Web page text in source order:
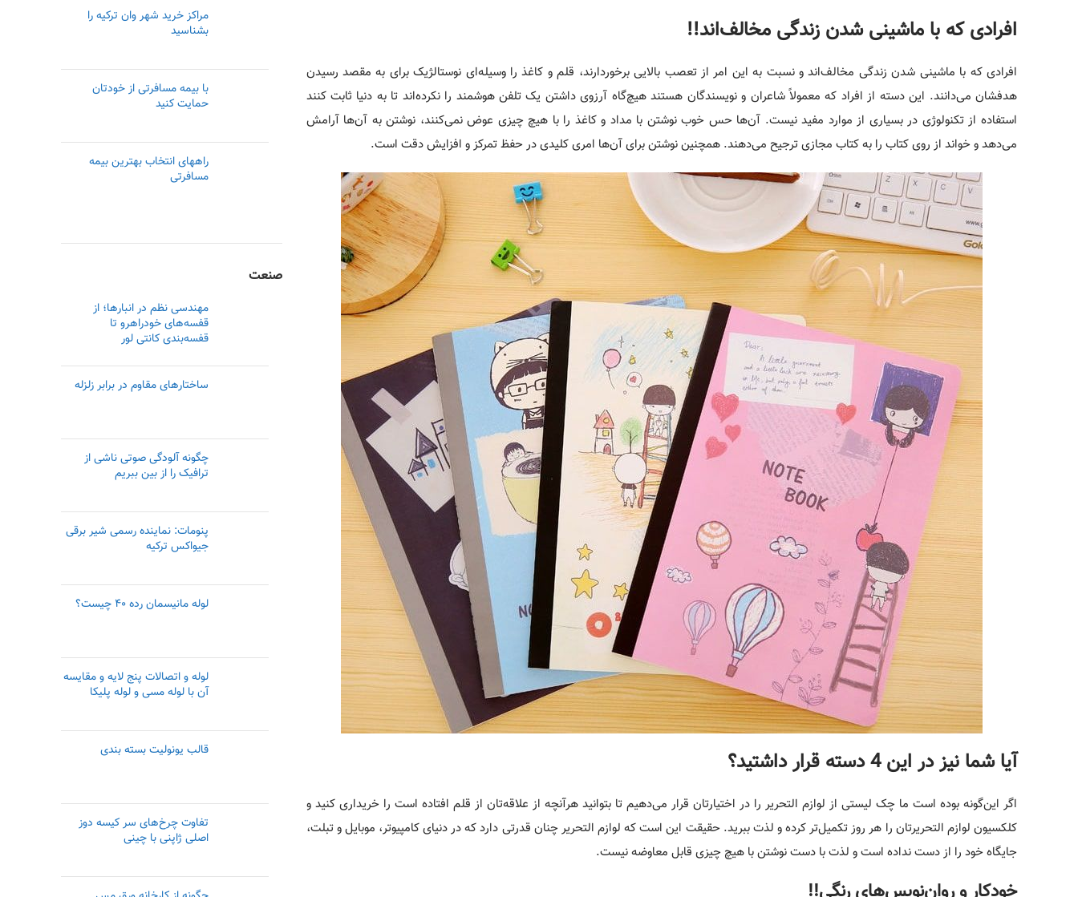
افرادی که با ماشینی شدن زندگی مخالف‌اند!!
افرادی که با ماشینی شدن زندگی مخالف‌اند و نسبت به این امر از تعصب بالایی برخوردارند، قلم و کاغذ را وسیله‌ای نوستالژیک برای به مقصد رسیدن
هدفشان می‌دانند. این دسته از افراد که معمولاً شاعران و نویسندگان هستند هیچ‌گاه آرزوی داشتن یک تلفن هوشمند را نکرده‌اند تا به دنیا ثابت کنند
استفاده از تکنولوژی در بسیاری از موارد مفید نیست. آن‌ها حس خوب نوشتن با مداد و کاغذ را با هیچ چیزی عوض نمی‌کنند، نوشتن به آن‌ها آرامش
می‌دهد و خواند از روی کتاب را به کتاب مجازی ترجیح می‌دهند. همچنین نوشتن برای آن‌ها امری کلیدی در حفظ تمرکز و افزایش دقت است.
آیا شما نیز در این 4 دسته قرار داشتید؟
اگر این‌گونه بوده است ما چک لیستی از لوازم التحریر را در اختیارتان قرار می‌دهیم تا بتوانید هرآنچه از علاقه‌تان از قلم افتاده است را خریداری کنید و
کلکسیون لوازم التحریرتان را هر روز تکمیل‌تر کرده و لذت ببرید. حقیقت این است که لوازم التحریر چنان قدرتی دارد که در دنیای کامپیوتر، موبایل و تبلت،
جایگاه خود را از دست نداده است و لذت با دست نوشتن با هیچ چیزی قابل معاوضه نیست.
مراکز خرید شهر وان ترکیه را
بشناسید
با بیمه مسافرتی از خودتان
حمایت کنید
راههای انتخاب بهترین بیمه
مسافرتی
صنعت
مهندسی نظم در انبارها؛ از
قفسه‌های خودراهرو تا
قفسه‌بندی کانتی لور
ساختارهای مقاوم در برابر زلزله
چگونه آلودگی صوتی ناشی از
ترافیک را از بین ببریم
پنومات: نماینده رسمی‌ شیر برقی
جیواکس ترکیه
لوله مانیسمان رده ۴۰ چیست؟
لوله و اتصالات پنج لایه و مقایسه
آن با لوله مسی و لوله پلیکا
قالب یونولیت بسته بندی
تفاوت چرخ‌های سر کیسه دوز
اصلی ژاپنی با چینی